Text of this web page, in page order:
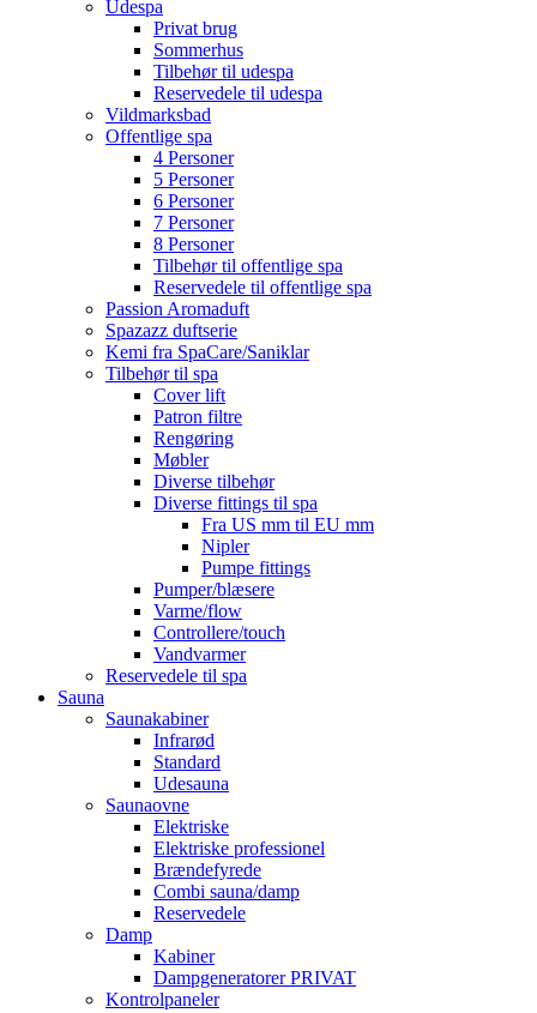
Udespa
Privat brug
Sommerhus
Tilbehør til udespa
Reservedele til udespa
Vildmarksbad
Offentlige spa
4 Personer
5 Personer
6 Personer
7 Personer
8 Personer
Tilbehør til offentlige spa
Reservedele til offentlige spa
Passion Aromaduft
Spazazz duftserie
Kemi fra SpaCare/Saniklar
Tilbehør til spa
Cover lift
Patron filtre
Rengøring
Møbler
Diverse tilbehør
Diverse fittings til spa
Fra US mm til EU mm
Nipler
Pumpe fittings
Pumper/blæsere
Varme/flow
Controllere/touch
Vandvarmer
Reservedele til spa
Sauna
Saunakabiner
Infrarød
Standard
Udesauna
Saunaovne
Elektriske
Elektriske professionel
Brændefyrede
Combi sauna/damp
Reservedele
Damp
Kabiner
Dampgeneratorer PRIVAT
Kontrolpaneler